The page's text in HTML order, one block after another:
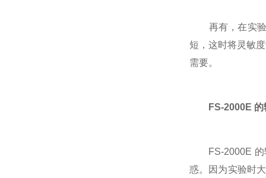
再有，在实验
短，这时将灵敏
需要。
FS-2000E
FS-2000E 的输
惑。因为实验时